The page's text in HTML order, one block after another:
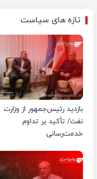
تازه های سیاست
بازدید رئیس‌جمهور از وزارت
نفت/ تأکید بر تداوم
خدمت‌رسانی